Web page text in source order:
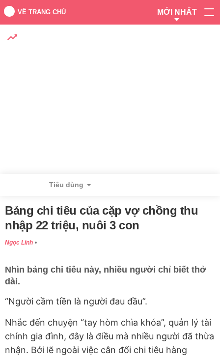
VỀ TRANG CHỦ MỚI NHẤT
Tiêu dùng
Bảng chi tiêu của cặp vợ chồng thu
nhập 22 triệu, nuôi 3 con
Ngọc Linh
Nhìn bảng chi tiêu này, nhiều người chỉ biết thở
dài.
“Người cầm tiền là người đau đầu”.
Nhắc đến chuyện “tay hòm chìa khóa”, quản lý tài
chính gia đình, đây là điều mà nhiều người đã thừa
nhận. Bởi lẽ ngoài việc cân đối chi tiêu hàng